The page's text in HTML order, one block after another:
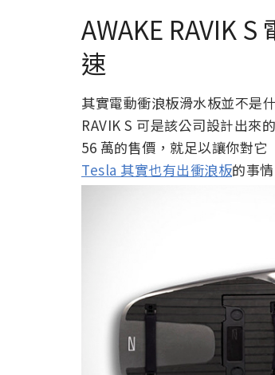
AWAKE RAVIK
速
其實電動衝浪板滑水板並不是
RAVIK S 可是該公司設計出來
56 萬的售價，就足以讓你對
Tesla 其實也有出衝浪板的事